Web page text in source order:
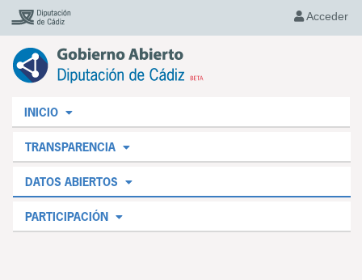
Acceder
INICIO
TRANSPARENCIA
DATOS ABIERTOS
PARTICIPACIÓN